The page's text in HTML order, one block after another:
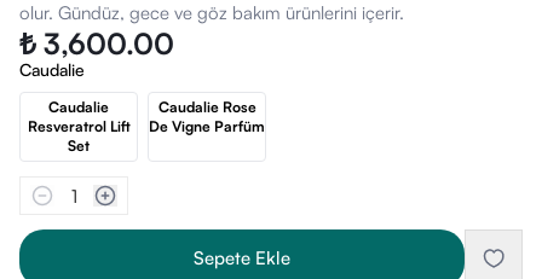
olur. Gündüz, gece ve göz bakım ürünlerini içerir.
₺ 3,600.00
Caudalie
Caudalie
Resveratrol Lift
Set
Caudalie Rose
De Vigne Parfüm
1
Sepete Ekle